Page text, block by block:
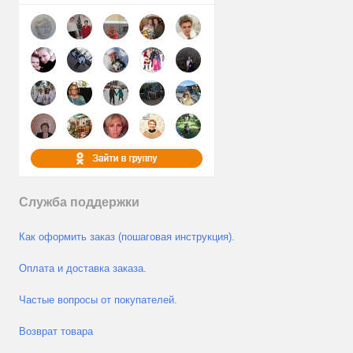
Служба поддержки
Как оформить заказ (пошаговая инструкция).
Оплата и доставка заказа.
Частые вопросы от покупателей.
Возврат товара